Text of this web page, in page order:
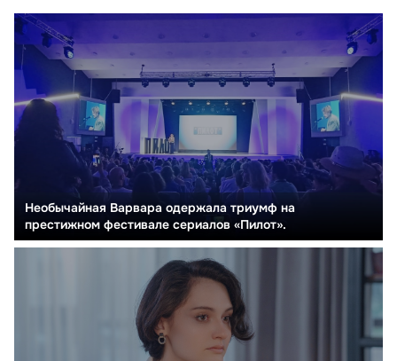
Необычайная Варвара одержала триумф на
престижном фестивале сериалов «Пилот».